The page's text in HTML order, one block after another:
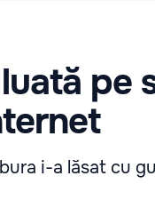
pe
i-a lăsat cu